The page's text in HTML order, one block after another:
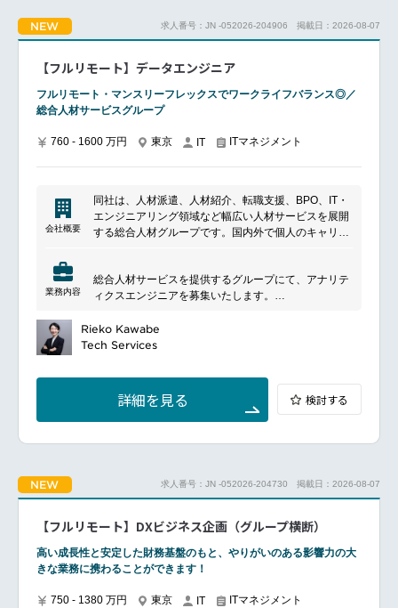
NEW 求人番号：JN -052026-204906 掲載日：2026-08-07
【フルリモート】データエンジニア
フルリモート・マンスリーフレックスでワークライフバランス◎／
総合人材サービスグループ
760 - 1600 万円 東京 IT ITマネジメント
会社概要
同社は、人材派遣、人材紹介、転職支援、BPO、IT・
エンジニアリング領域など幅広い人材サービスを展開
する総合人材グループです。国内外で個人のキャリア
ジー領域にも事業を拡大しています。多様な働き方や
人材活用を支える業界大手の一社です。
業務内容
総合人材サービスを提供するグループにて、アナリテ
ィクスエンジニアを募集いたします。
■募集背景
す。
新設されたデータソリューション部では、顧客への提
供価値向上と事業収益の拡大を目指しています。
本ポジションは、AIソリューション（機械学習・深層
グループ各社の事業価値および業務生産性の向上を目
的に、AI・データを活用した施策の企画・推進をお任
せします。（例：マッチングの高度化、共通業務の効
率化など）。
あわせて、グループ内に蓄積されたデータを活用し事
業価値へつなげるため、データ基盤の構築やAPI／ア
業務は、デジタル企画・データサイエンス・エンジニ
Rieko Kawabe
Tech Services
詳細を見る 検討する
NEW 求人番号：JN -052026-204730 掲載日：2026-08-07
【フルリモート】DXビジネス企画（グループ横断）
高い成長性と安定した財務基盤のもと、やりがいのある影響力の大
きな業務に携わることができます！
750 - 1380 万円 東京 IT ITマネジメント